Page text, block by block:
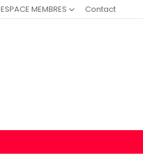
ESPACE MEMBRES Contact